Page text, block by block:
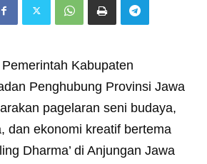
Kabupaten
Penghubung Provinsi Jawa
pagelaran seni budaya,
dan ekonomi kreatif bertema
Dharma’ di Anjungan Jawa